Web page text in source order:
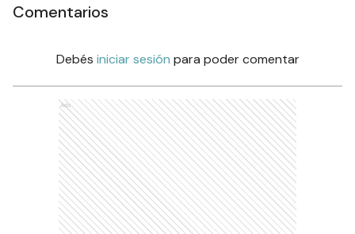
Comentarios
Debés iniciar sesión para poder comentar
Ads